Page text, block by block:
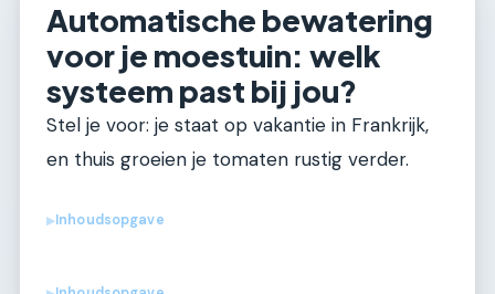
Automatische bewatering
voor je moestuin: welk
systeem past bij jou?
Stel je voor: je staat op vakantie in Frankrijk,
en thuis groeien je tomaten rustig verder.
▶Inhoudsopgave